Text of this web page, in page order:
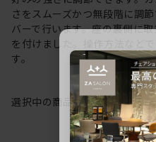
さをスムーズかつ無段階に調
バーで行います。座の裏側に
を付けました。操作方法など
す。
選択中の商品情報保証注意事項